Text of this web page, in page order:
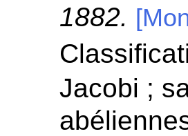
1882.
Jacobi ;